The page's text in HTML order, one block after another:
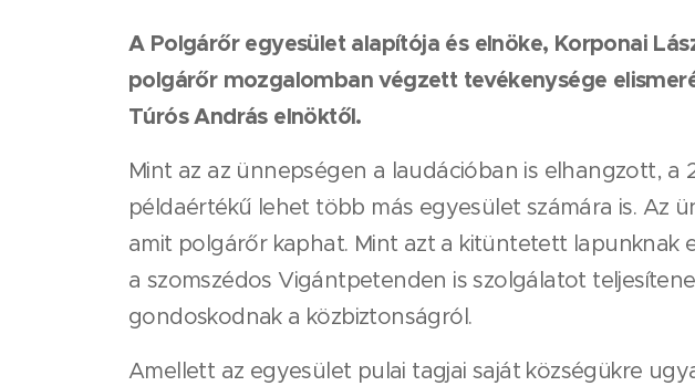
A Polgárőr egyesület alapítója és elnöke, Korponai
polgárőr mozgalomban végzett tevékenysége
Túrós András elnöktől.
Mint az az ünnepségen a laudációban is elhangzott,
példaértékű lehet több más egyesület számára is. Az
amit polgárőr kaphat. Mint azt a kitüntetett lapunknak
a szomszédos Vigántpetenden is szolgálatot
gondoskodnak a közbiztonságról.
Amellett az egyesület pulai tagjai saját községükre